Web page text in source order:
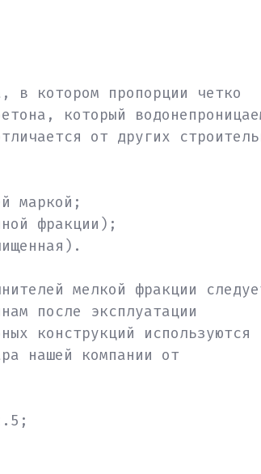
в котором пропорции четко
который
от других
маркой;
фракции);
мелкой фракции
после эксплуатации
конструкций используются
нашей компании от